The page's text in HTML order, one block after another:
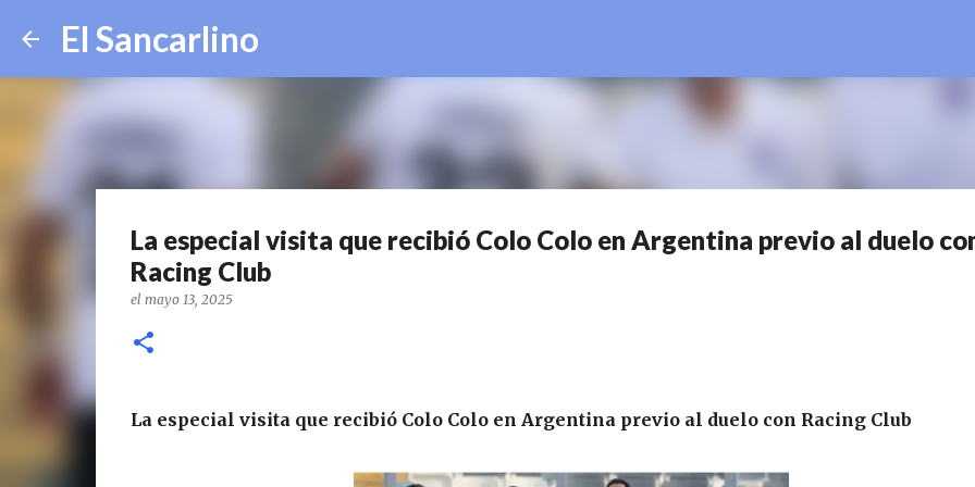
El Sancarlino
La especial visita que recibió Colo Colo en Argentina previo al duelo
Racing Club
el mayo 13, 2025
La especial visita que recibió Colo Colo en Argentina previo al duelo con Racing Club